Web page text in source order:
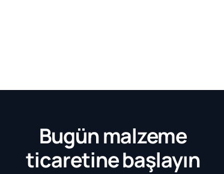
Bugün malzeme
ticaretine başlayın